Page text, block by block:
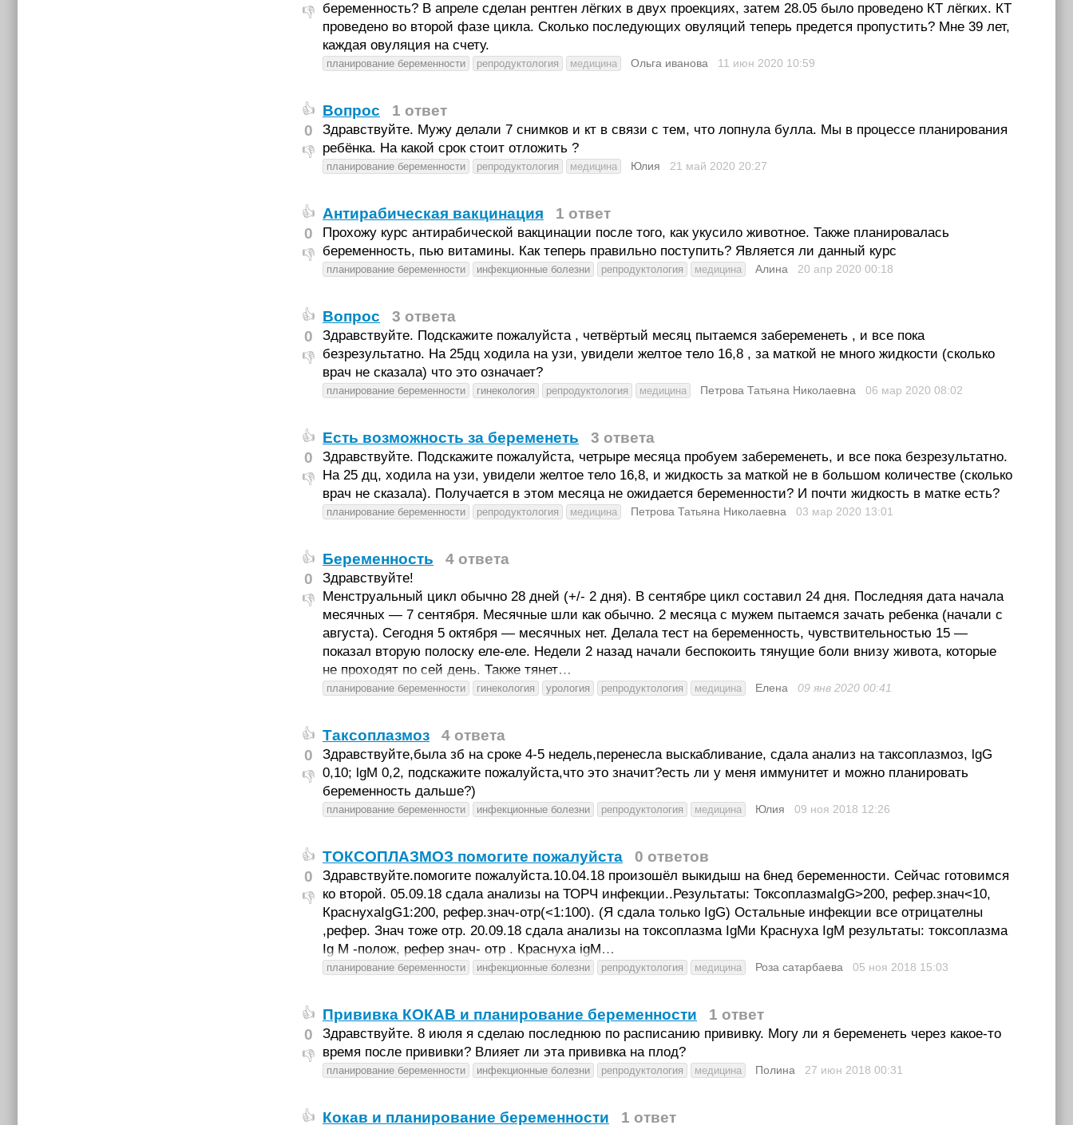
👎 беременность? В апреле сделан рентген лёгких в двух проекциях, затем 28.05 было проведено КТ лёгких. КТ
проведено во второй фазе цикла. Сколько последующих овуляций теперь предется пропустить? Мне 39 лет,
каждая овуляция на счету.
планирование беременности репродуктология медицина Ольга иванова 11 июн 2020 10:59
👍
0
👎
Вопрос 1 ответ
Здравствуйте. Мужу делали 7 снимков и кт в связи с тем, что лопнула булла. Мы в процессе планирования
ребёнка. На какой срок стоит отложить ?
планирование беременности репродуктология медицина Юлия 21 май 2020 20:27
👍
0
👎
Антирабическая вакцинация 1 ответ
Прохожу курс антирабической вакцинации после того, как укусило животное. Также планировалась
беременность, пью витамины. Как теперь правильно поступить? Является ли данный курс
планирование беременности инфекционные болезни репродуктология медицина Алина 20 апр 2020 00:18
👍
0
👎
Вопрос 3 ответа
Здравствуйте. Подскажите пожалуйста , четвёртый месяц пытаемся забеременеть , и все пока
безрезультатно. На 25дц ходила на узи, увидели желтое тело 16,8 , за маткой не много жидкости (сколько
врач не сказала) что это означает?
планирование беременности гинекология репродуктология медицина Петрова Татьяна Николаевна 06 мар 2020 08:02
👍
0
👎
Есть возможность за беременеть 3 ответа
Здравствуйте. Подскажите пожалуйста, четрыре месяца пробуем забеременеть, и все пока безрезультатно.
На 25 дц, ходила на узи, увидели желтое тело 16,8, и жидкость за маткой не в большом количестве (сколько
врач не сказала). Получается в этом месяца не ожидается беременности? И почти жидкость в матке есть?
планирование беременности репродуктология медицина Петрова Татьяна Николаевна 03 мар 2020 13:01
👍
0
👎
Беременность 4 ответа
Здравствуйте!
Менструальный цикл обычно 28 дней (+/- 2 дня). В сентябре цикл составил 24 дня. Последняя дата начала
месячных — 7 сентября. Месячные шли как обычно. 2 месяца с мужем пытаемся зачать ребенка (начали с
августа). Сегодня 5 октября — месячных нет. Делала тест на беременность, чувствительностью 15 —
показал вторую полоску еле-еле. Недели 2 назад начали беспокоить тянущие боли внизу живота, которые
не проходят по сей день. Также тянет…
планирование беременности гинекология урология репродуктология медицина Елена 09 янв 2020 00:41
👍
0
👎
Таксоплазмоз 4 ответа
Здравствуйте,была зб на сроке 4-5 недель,перенесла выскабливание, сдала анализ на таксоплазмоз, lgG
0,10; lgM 0,2, подскажите пожалуйста,что это значит?есть ли у меня иммунитет и можно планировать
беременность дальше?)
планирование беременности инфекционные болезни репродуктология медицина Юлия 09 ноя 2018 12:26
👍
0
👎
ТОКСОПЛАЗМОЗ помогите пожалуйста 0 ответов
Здравствуйте.помогите пожалуйста.10.04.18 произошёл выкидыш на 6нед беременности. Сейчас готовимся
ко второй. 05.09.18 сдала анализы на ТОРЧ инфекции..Результаты: ТоксоплазмаIgG>200, рефер.знач<10,
КраснухаIgG1:200, рефер.знач-отр(<1:100). (Я сдала только IgG) Остальные инфекции все отрицателны
,рефер. Знач тоже отр. 20.09.18 сдала анализы на токсоплазма IgМи Краснуха IgМ результаты: токсоплазма
Ig M -полож, рефер знач- отр . Краснуха igM…
планирование беременности инфекционные болезни репродуктология медицина Роза сатарбаева 05 ноя 2018 15:03
👍
0
👎
Прививка КОКАВ и планирование беременности 1 ответ
Здравствуйте. 8 июля я сделаю последнюю по расписанию прививку. Могу ли я беременеть через какое-то
время после прививки? Влияет ли эта прививка на плод?
планирование беременности инфекционные болезни репродуктология медицина Полина 27 июн 2018 00:31
👍 Кокав и планирование беременности 1 ответ